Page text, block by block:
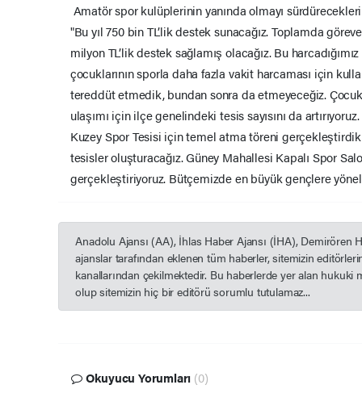
Amatör spor kulüplerinin yanında olmayı
"Bu yıl 750 bin TL’lik destek sunacağız. Toplamda
milyon TL’lik destek sağlamış olacağız. Bu
çocuklarının sporla daha fazla vakit harcaması için
tereddüt etmedik, bundan sonra da etmeyeceğiz.
ulaşımı için ilçe genelindeki tesis sayısını da
Kuzey Spor Tesisi için temel atma töreni
tesisler oluşturacağız. Güney Mahallesi Kapalı Spor
gerçekleştiriyoruz. Bütçemizde en büyük gençlere
Anadolu Ajansı (AA), İhlas Haber Ajansı (İHA), Demirören
ajanslar tarafından eklenen tüm haberler, sitemizin
kanallarından çekilmektedir. Bu haberlerde yer alan hukuki
olup sitemizin hiç bir editörü sorumlu tutulamaz...
Okuyucu Yorumları (0)